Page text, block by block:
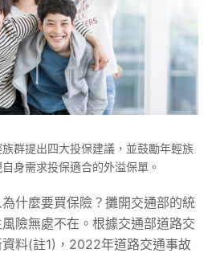
群提出四大投保建議，並鼓勵年輕族
身需求投保適合的外溢保單。
什麼要買保險？攤開交通部的統
險無處不在。根據交通部道路交
料(註1)，2022年道路交通事故